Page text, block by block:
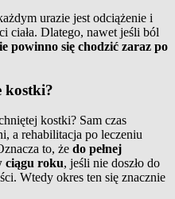
urazie jest odciążenie i
ciała. Dlatego, nawet jeśli ból
powinno się chodzić zaraz po
kostki?
kostki? Sam czas
a rehabilitacja po leczeniu
to, że do pełnej
ciągu roku, jeśli nie doszło do
Wtedy okres ten się znacznie